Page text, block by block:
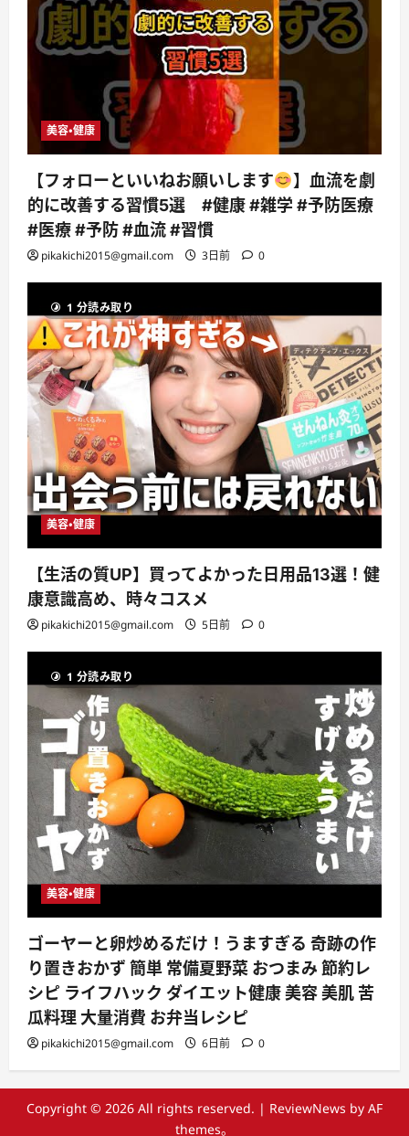
美容・健康
【フォローといいねお願いします
】血流を劇
的に改善する習慣5選 #健康 #雑学 #予防医療
#医療 #予防 #血流 #習慣
pikakichi2015@gmail.com 3日前 0
1 分読み取り
美容・健康
【生活の質UP】買ってよかった日用品13選！健
康意識高め、時々コスメ
pikakichi2015@gmail.com 5日前 0
1 分読み取り
美容・健康
ゴーヤーと卵炒めるだけ！うますぎる 奇跡の作
り置きおかず 簡単 常備夏野菜 おつまみ 節約レ
シピ ライフハック ダイエット健康 美容 美肌 苦
瓜料理 大量消費 お弁当レシピ
pikakichi2015@gmail.com 6日前 0
Copyright © 2026 All rights reserved. | ReviewNews by AF
themes。